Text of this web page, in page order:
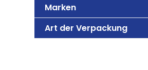
Marken
Art der Verpackung